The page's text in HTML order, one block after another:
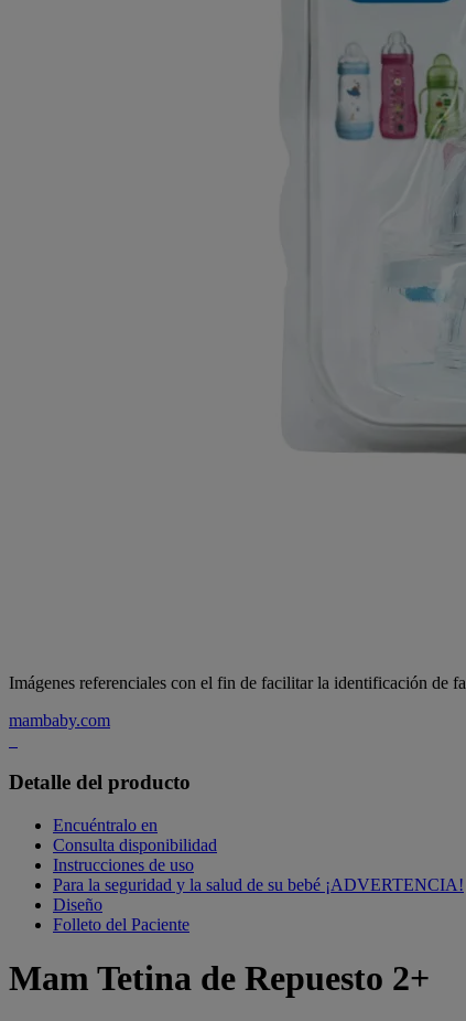
Imágenes referenciales con el fin de facilitar la identificación de
mambaby.com
Detalle del producto
Encuéntralo en
Consulta disponibilidad
Instrucciones de uso
Para la seguridad y la salud de su bebé ¡ADVERTENCIA!
Diseño
Folleto del Paciente
Mam Tetina de Repuesto 2+